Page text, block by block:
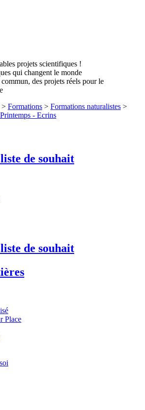
projets scientifiques !
qui changent le monde
des projets réels pour le
> Formations > Formations naturalistes >
- Ecrins
de souhait
de souhait
Place